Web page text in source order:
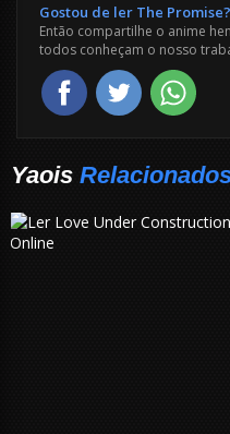
Gostou de ler The Promise?
Então compartilhe o anime
todos conheçam o nosso
Yaois